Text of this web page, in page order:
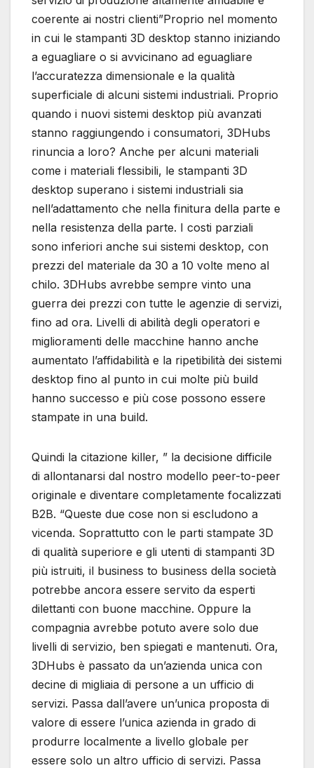
coerente ai nostri clienti”Proprio nel momento
in cui le stampanti 3D desktop stanno iniziando
a eguagliare o si avvicinano ad eguagliare
l’accuratezza dimensionale e la qualità
superficiale di alcuni sistemi industriali. Proprio
quando i nuovi sistemi desktop più avanzati
stanno raggiungendo i consumatori, 3DHubs
rinuncia a loro? Anche per alcuni materiali
come i materiali flessibili, le stampanti 3D
desktop superano i sistemi industriali sia
nell’adattamento che nella finitura della parte e
nella resistenza della parte. I costi parziali
sono inferiori anche sui sistemi desktop, con
prezzi del materiale da 30 a 10 volte meno al
chilo. 3DHubs avrebbe sempre vinto una
guerra dei prezzi con tutte le agenzie di servizi,
fino ad ora. Livelli di abilità degli operatori e
miglioramenti delle macchine hanno anche
aumentato l’affidabilità e la ripetibilità dei sistemi
desktop fino al punto in cui molte più build
hanno successo e più cose possono essere
stampate in una build.
Quindi la citazione killer, ” la decisione difficile
di allontanarsi dal nostro modello peer-to-peer
originale e diventare completamente focalizzati
B2B. “Queste due cose non si escludono a
vicenda. Soprattutto con le parti stampate 3D
di qualità superiore e gli utenti di stampanti 3D
più istruiti, il business to business della società
potrebbe ancora essere servito da esperti
dilettanti con buone macchine. Oppure la
compagnia avrebbe potuto avere solo due
livelli di servizio, ben spiegati e mantenuti. Ora,
3DHubs è passato da un’azienda unica con
decine di migliaia di persone a un ufficio di
servizi. Passa dall’avere un’unica proposta di
valore di essere l’unica azienda in grado di
produrre localmente a livello globale per
essere solo un altro ufficio di servizi. Passa